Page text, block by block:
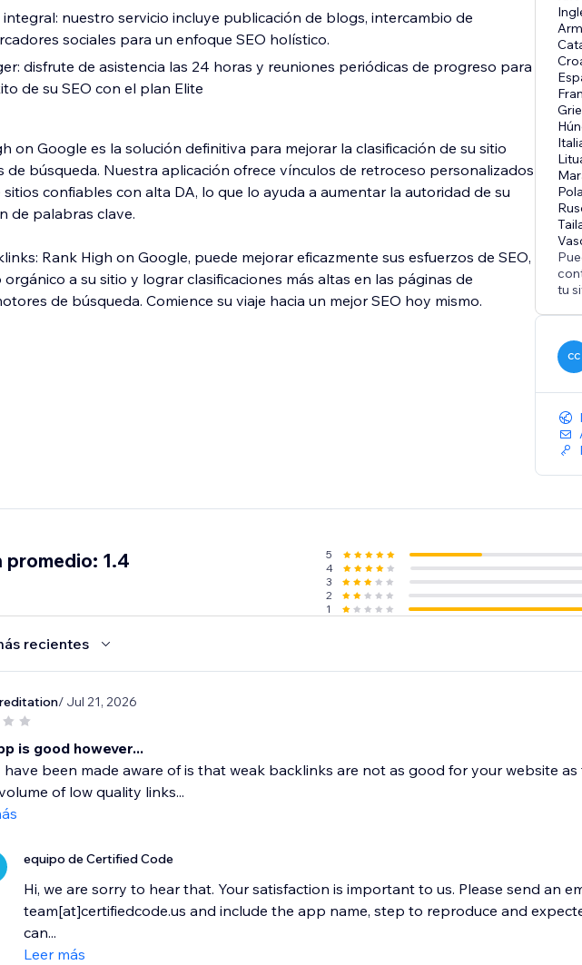
integral: nuestro servicio incluye publicación de blogs, intercambio de
sociales para un enfoque SEO holístico.
disfrute de asistencia las 24 horas y reuniones periódicas de progreso para
de su SEO con el plan Elite
on Google es la solución definitiva para mejorar la clasificación de su sitio
de búsqueda. Nuestra aplicación ofrece vínculos de retroceso personalizados
confiables con alta DA, lo que lo ayuda a aumentar la autoridad de su
de palabras clave.
Rank High on Google, puede mejorar eficazmente sus esfuerzos de SEO,
a su sitio y lograr clasificaciones más altas en las páginas de
de búsqueda. Comience su viaje hacia un mejor SEO hoy mismo.
tu
CC
1.4 5
4
3
2
1
recientes
/ Jul 21, 2026
is good however...
have been made aware of is that weak backlinks are not as good for your website
of low quality links...
equipo de Certified Code
Hi, we are sorry to hear that. Your satisfaction is important to us. Please send an
team[at]certifiedcode.us and include the app name, step to reproduce and
can...
Leer más